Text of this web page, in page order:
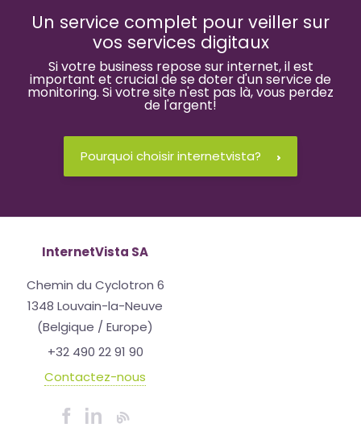
Un service complet pour veiller sur
vos services digitaux
Si votre business repose sur internet, il est
important et crucial de se doter d'un service de
monitoring. Si votre site n'est pas là, vous perdez
de l'argent!
Pourquoi choisir internetvista?
InternetVista SA
Chemin du Cyclotron 6
1348 Louvain-la-Neuve
(Belgique / Europe)
+32 490 22 91 90
Contactez-nous